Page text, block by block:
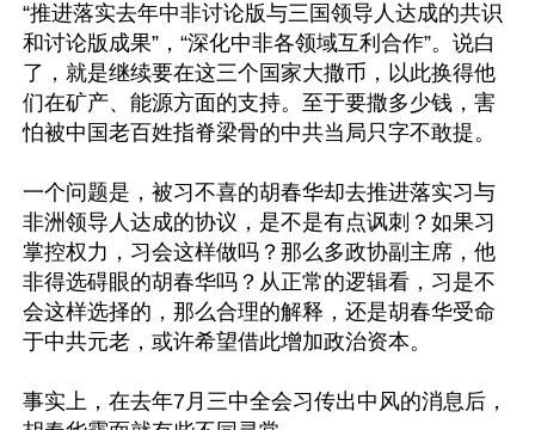
“推进落实去年中非讨论版与三国领导人达成的共识
和讨论版成果”，“深化中非各领域互利合作”。说白
了，就是继续要在这三个国家大撒币，以此换得他
们在矿产、能源方面的支持。至于要撒多少钱，害
怕被中国老百姓指脊梁骨的中共当局只字不敢提。
一个问题是，被习不喜的胡春华却去推进落实习与
非洲领导人达成的协议，是不是有点讽刺？如果习
掌控权力，习会这样做吗？那么多政协副主席，他
非得选碍眼的胡春华吗？从正常的逻辑看，习是不
会这样选择的，那么合理的解释，还是胡春华受命
于中共元老，或许希望借此增加政治资本。
事实上，在去年7月三中全会习传出中风的消息后，